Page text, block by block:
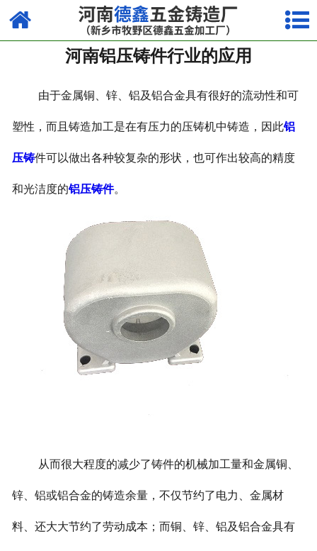
网站首页
走进我们
产品中心
荣誉资质
厂容厂貌
河南铝压铸件行业的应用
由于金属铜、锌、铝及铝合金具有很好的流动性和可
塑性，而且铸造加工是在有压力的压铸机中铸造，因此铝
压铸件可以做出各种较复杂的形状，也可作出较高的精度
和光洁度的铝压铸件。
从而很大程度的减少了铸件的机械加工量和金属铜、
锌、铝或铝合金的铸造余量，不仅节约了电力、金属材
料、还大大节约了劳动成本；而铜、锌、铝及铝合金具有